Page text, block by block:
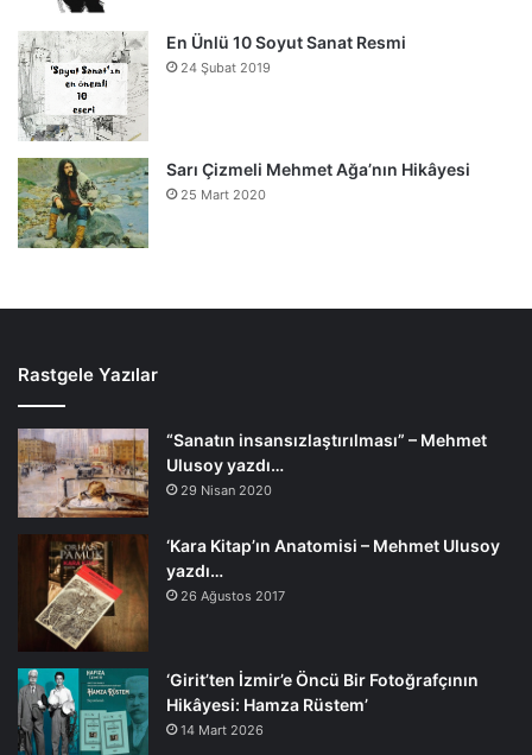
En Ünlü 10 Soyut Sanat Resmi
24 Şubat 2019
Sarı Çizmeli Mehmet Ağa’nın Hikâyesi
25 Mart 2020
Rastgele Yazılar
“Sanatın insansızlaştırılması” – Mehmet
Ulusoy yazdı…
29 Nisan 2020
‘Kara Kitap’ın Anatomisi – Mehmet Ulusoy
yazdı…
26 Ağustos 2017
‘Girit’ten İzmir’e Öncü Bir Fotoğrafçının
Hikâyesi: Hamza Rüstem’
14 Mart 2026